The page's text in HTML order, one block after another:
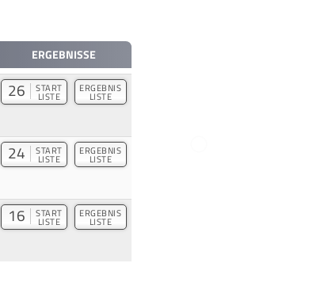
ERGEBNISSE
26 START
LISTE
ERGEBNIS
LISTE
24 START
LISTE
ERGEBNIS
LISTE
16 START
LISTE
ERGEBNIS
LISTE